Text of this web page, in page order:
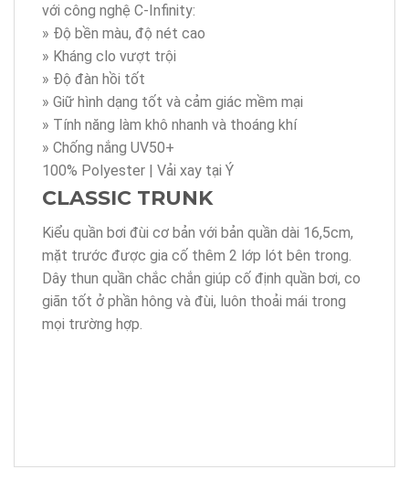
với công nghệ C-Infinity:
» Độ bền màu, độ nét cao
» Kháng clo vượt trội
» Độ đàn hồi tốt
» Giữ hình dạng tốt và cảm giác mềm mại
» Tính năng làm khô nhanh và thoáng khí
» Chống nắng UV50+
100% Polyester | Vải xay tại Ý
CLASSIC TRUNK
Kiểu quần bơi đùi cơ bản với bản quần dài 16,5cm,
mặt trước được gia cố thêm 2 lớp lót bên trong.
Dây thun quần chắc chắn giúp cố định quần bơi, co
giãn tốt ở phần hông và đùi, luôn thoải mái trong
mọi trường hợp.